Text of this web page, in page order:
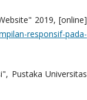
2019, [online]
responsif-pada-
Pustaka Universitas